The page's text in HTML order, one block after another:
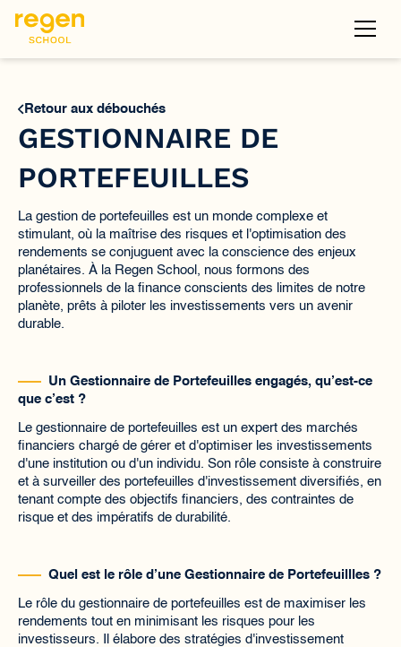
Retour aux débouchés
GESTIONNAIRE DE
PORTEFEUILLES
La gestion de portefeuilles est un monde complexe et
stimulant, où la maîtrise des risques et l'optimisation des
rendements se conjuguent avec la conscience des enjeux
planétaires. À la Regen School, nous formons des
professionnels de la finance conscients des limites de notre
planète, prêts à piloter les investissements vers un avenir
durable.
Un Gestionnaire de Portefeuilles engagés, qu’est-ce
que c’est ?
Le gestionnaire de portefeuilles est un expert des marchés
financiers chargé de gérer et d'optimiser les investissements
d'une institution ou d'un individu. Son rôle consiste à construire
et à surveiller des portefeuilles d'investissement diversifiés, en
tenant compte des objectifs financiers, des contraintes de
risque et des impératifs de durabilité.
Quel est le rôle d’une Gestionnaire de Portefeuillles ?
Le rôle du gestionnaire de portefeuilles est de maximiser les
rendements tout en minimisant les risques pour les
investisseurs. Il élabore des stratégies d'investissement